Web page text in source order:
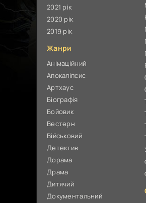
2021 рік
2020 рік
2019 рік
Жанри
Анімаційний
Апокаліпсис
Артхаус
Біографія
Бойовик
Вестерн
Військовий
Детектив
Дорама
Драма
Дитячий
Документальний